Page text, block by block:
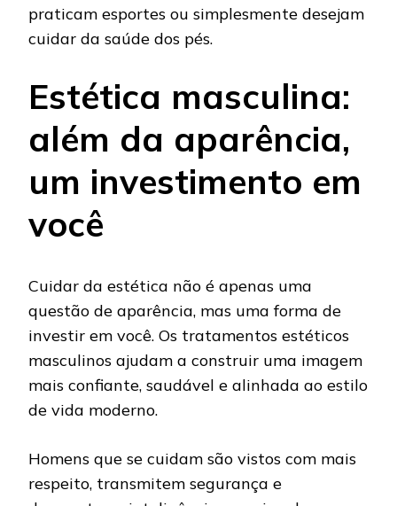
praticam esportes ou simplesmente desejam
cuidar da saúde dos pés.
Estética masculina:
além da aparência,
um investimento em
você
Cuidar da estética não é apenas uma
questão de aparência, mas uma forma de
investir em você. Os tratamentos estéticos
masculinos ajudam a construir uma imagem
mais confiante, saudável e alinhada ao estilo
de vida moderno.
Homens que se cuidam são vistos com mais
respeito, transmitem segurança e